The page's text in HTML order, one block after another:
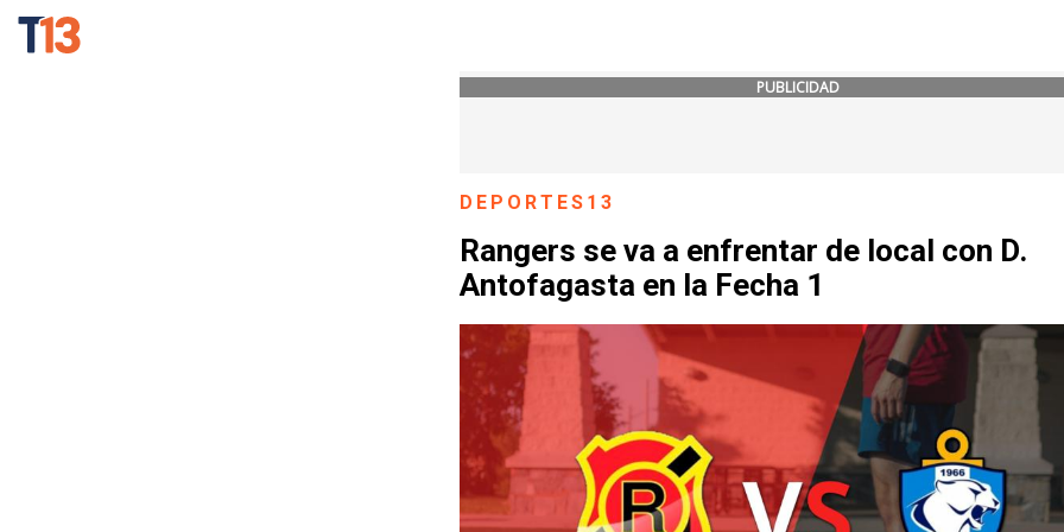
PUBLICIDAD
DEPORTES13
Rangers se va a enfrentar de local con D.
Antofagasta en la Fecha 1